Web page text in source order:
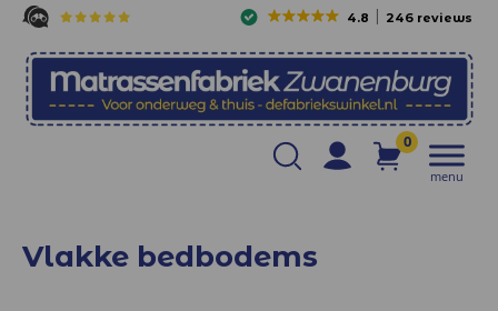
4.8 246 reviews
0
menu
Vlakke bedbodems